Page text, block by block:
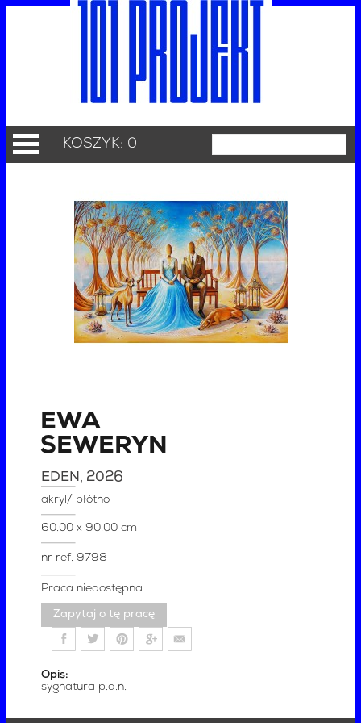
KOSZYK: 0
EWA
SEWERYN
EDEN , 2026
akryl/ płótno
60.00 x 90.00 cm
nr ref.9798
Praca niedostępna
Zapytaj o tę pracę
Opis:
sygnatura p.d.n.